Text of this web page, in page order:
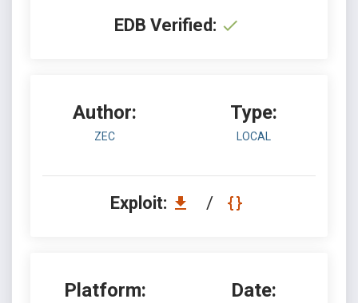
EDB Verified:
Author:
ZEC
Type:
LOCAL
Exploit: /
Platform: Date: